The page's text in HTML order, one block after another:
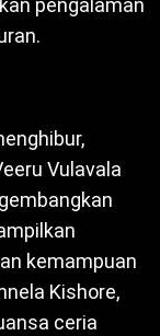
pengalaman
Vulavala
kemampuan
Kishore,
ceria